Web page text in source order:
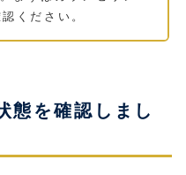
ください。
態を確認しまし